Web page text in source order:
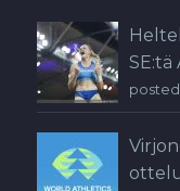
SE:tä